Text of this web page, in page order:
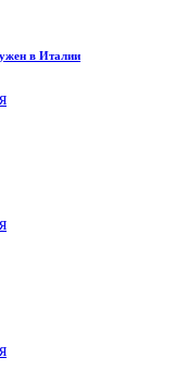
в Италии